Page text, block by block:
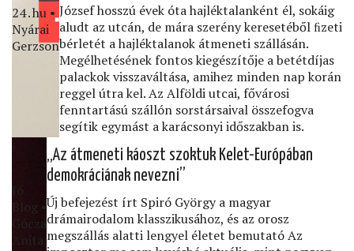
24․hu •
Nyárai
Gerzson
József hosszú évek óta hajléktalanként él, sokáig
aludt az utcán, de mára szerény keresetéből ﬁzeti
bérletét a hajléktalanok átmeneti szállásán.
Megélhetésének fontos kiegészítője a betétdíjas
palackok visszaváltása, amihez minden nap korán
reggel útra kel. Az Alföldi utcai, fővárosi
fenntartású szállón sorstársaival összefogva
segítik egymást a karácsonyi időszakban is.
Jó
Blog •
Gócza
Anita
„Az átmeneti káoszt szoktuk Kelet-Európában
demokráciának nevezni”
Új befejezést írt Spiró György a magyar
drámairodalom klasszikusához, és az orosz
megszállás alatti lengyel életet bemutató Az